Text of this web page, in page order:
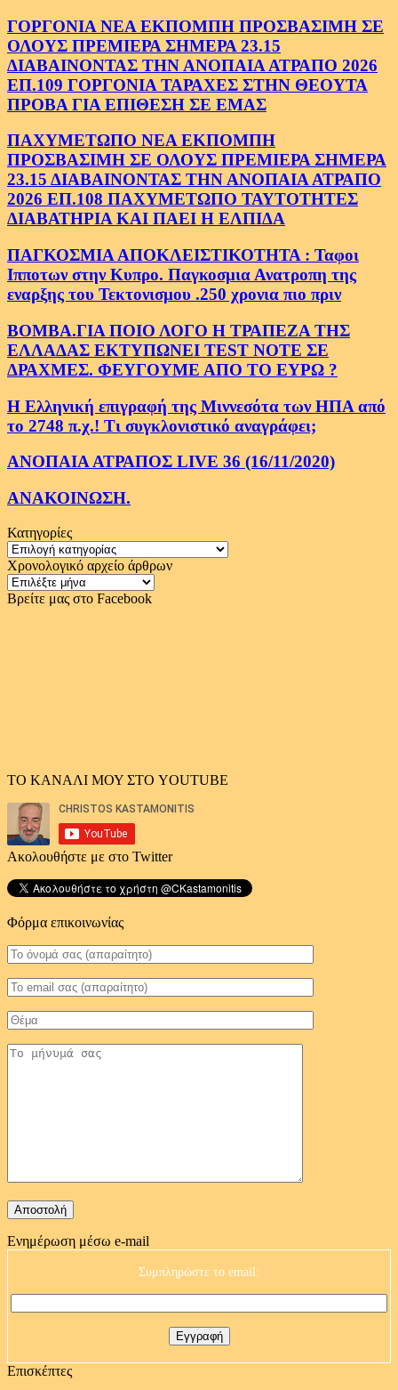
ΓΟΡΓΟΝΙΑ ΝΕΑ ΕΚΠΟΜΠΗ ΠΡΟΣΒΑΣΙΜΗ ΣΕ
ΟΛΟΥΣ ΠΡΕΜΙΕΡΑ ΣΗΜΕΡΑ 23.15
ΔΙΑΒΑΙΝΟΝΤΑΣ ΤΗΝ ΑΝΟΠΑΙΑ ΑΤΡΑΠΟ 2026
ΕΠ.109 ΓΟΡΓΟΝΙΑ ΤΑΡΑΧΕΣ ΣΤΗΝ ΘΕΟΥΤΑ
ΠΡΟΒΑ ΓΙΑ ΕΠΙΘΕΣΗ ΣΕ ΕΜΑΣ
ΠΑΧΥΜΕΤΩΠΟ ΝΕΑ ΕΚΠΟΜΠΗ
ΠΡΟΣΒΑΣΙΜΗ ΣΕ ΟΛΟΥΣ ΠΡΕΜΙΕΡΑ ΣΗΜΕΡΑ
23.15 ΔΙΑΒΑΙΝΟΝΤΑΣ ΤΗΝ ΑΝΟΠΑΙΑ ΑΤΡΑΠΟ
2026 ΕΠ.108 ΠΑΧΥΜΕΤΩΠΟ ΤΑΥΤΟΤΗΤΕΣ
ΔΙΑΒΑΤΗΡΙΑ ΚΑΙ ΠΑΕΙ Η ΕΛΠΙΔΑ
ΠΑΓΚΟΣΜΙΑ ΑΠΟΚΛΕΙΣΤΙΚΟΤΗΤΑ : Ταφοι
Ιπποτων στην Κυπρο. Παγκοσμια Ανατροπη της
εναρξης του Τεκτονισμου .250 χρονια πιο πριν
ΒΟΜΒΑ.ΓΙΑ ΠΟΙΟ ΛΟΓΟ Η ΤΡΑΠΕΖΑ ΤΗΣ
ΕΛΛΑΔΑΣ ΕΚΤΥΠΩΝΕΙ TEST NOTE ΣΕ
ΔΡΑΧΜΕΣ. ΦΕΥΓΟΥΜΕ ΑΠΟ ΤΟ ΕΥΡΩ ?
Η Ελληνική επιγραφή της Μιννεσότα των ΗΠΑ από
το 2748 π.χ.! Τι συγκλονιστικό αναγράφει;
ΑΝΟΠΑΙΑ ΑΤΡΑΠΟΣ LIVE 36 (16/11/2020)
ΑΝΑΚΟΙΝΩΣΗ.
Κατηγορίες
Κατηγορίες
Χρονολογικό αρχείο άρθρων
Χρονολογικό
αρχείο
Βρείτε μας στο Facebook
ΤΟ ΚΑΝΑΛΙ ΜΟΥ ΣΤΟ YOUTUBE
Ακολουθήστε με στο Twitter
Φόρμα επικοινωνίας
Ενημέρωση μέσω e-mail
Συμπληρώστε το email:
Επισκέπτες